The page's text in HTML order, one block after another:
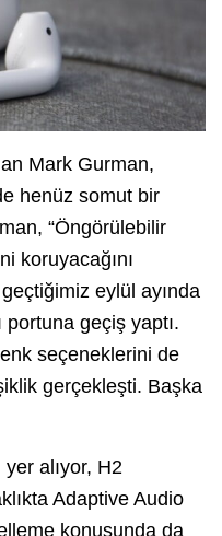
Mark Gurman,
henüz somut bir
“Öngörülebilir
koruyacağını
eylül ayında
portuna geçiş yaptı.
seçeneklerini de
gerçekleşti. Başka
alıyor, H2
Adaptive Audio
konusunda da